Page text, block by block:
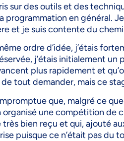
sur des outils et des
programmation en général.
et je suis contente du
ordre d’idée, j’étais
j’étais initialement
plus rapidement et
de tout demander, mais ce
que, malgré ce
une compétition de
très bien reçu et qui, ajouté
puisque ce n’était pas du